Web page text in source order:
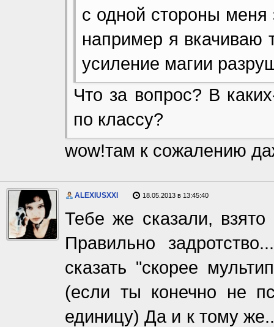
с одной стороны меня
например я вкачиваю
усиление магии
Что за вопрос? В
по классу?
wow!там к сожалению
ALEXIUSXXI 18.05.2013 в 13:45:40
Тебе же сказали,
Правильно
сказать "скорее
(если ты конечно не
единицу) Да и к тому